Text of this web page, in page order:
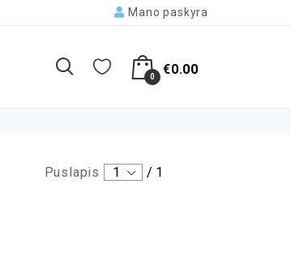
Mano paskyra
0 €0.00
Puslapis 1 / 1